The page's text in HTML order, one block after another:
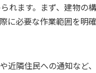
れます。まず、建物の
に必要な作業範囲を明
近隣住民への通知など